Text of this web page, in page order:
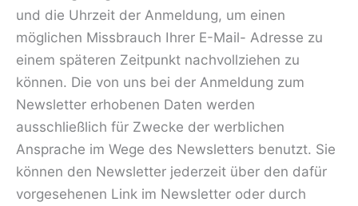
und die Uhrzeit der Anmeldung, um einen
möglichen Missbrauch Ihrer E-Mail- Adresse zu
einem späteren Zeitpunkt nachvollziehen zu
können. Die von uns bei der Anmeldung zum
Newsletter erhobenen Daten werden
ausschließlich für Zwecke der werblichen
Ansprache im Wege des Newsletters benutzt. Sie
können den Newsletter jederzeit über den dafür
vorgesehenen Link im Newsletter oder durch